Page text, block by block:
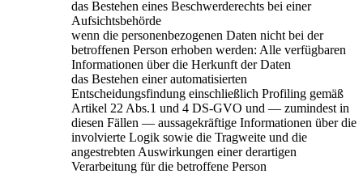
das Bestehen eines Beschwerderechts bei einer
Aufsichtsbehörde
wenn die personenbezogenen Daten nicht bei der
betroffenen Person erhoben werden: Alle verfügbaren
Informationen über die Herkunft der Daten
das Bestehen einer automatisierten
Entscheidungsfindung einschließlich Profiling gemäß
Artikel 22 Abs.1 und 4 DS-GVO und — zumindest in
diesen Fällen — aussagekräftige Informationen über die
involvierte Logik sowie die Tragweite und die
angestrebten Auswirkungen einer derartigen
Verarbeitung für die betroffene Person